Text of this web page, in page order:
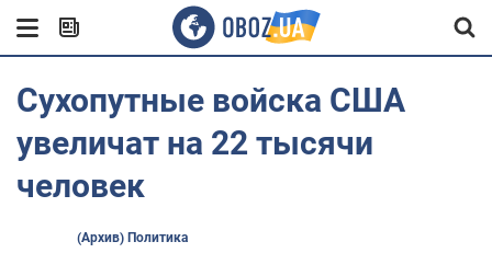
Сухопутные войска США
увеличат на 22 тысячи
человек
(Архив) Политика